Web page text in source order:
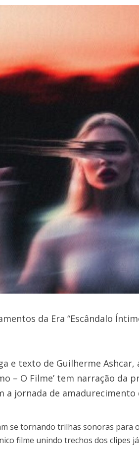
da Era “Escândalo
e texto de Guilherme
– O Filme’ tem narração
a jornada de amadurecimento
se tornando trilhas sonoras para
filme unindo trechos dos clipes